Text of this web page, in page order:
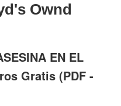
Ownd
EN EL
Gratis (PDF -